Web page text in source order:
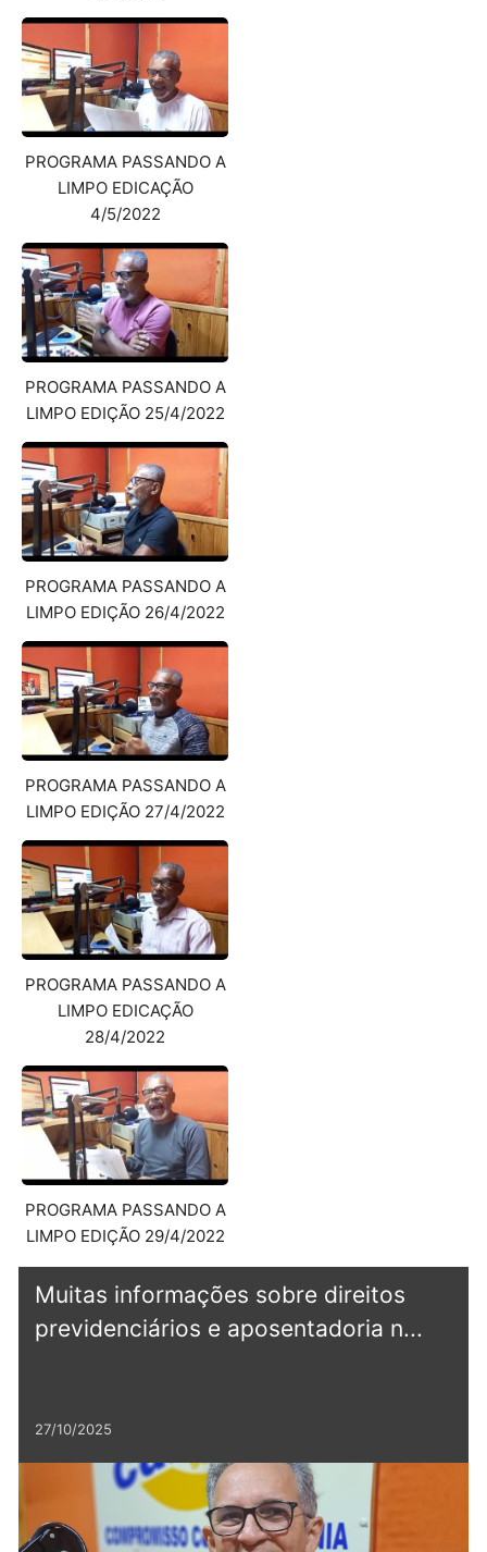
PROGRAMA PASSANDO A
LIMPO EDICAÇÃO
4/5/2022
PROGRAMA PASSANDO A
LIMPO EDIÇÃO 25/4/2022
PROGRAMA PASSANDO A
LIMPO EDIÇÃO 26/4/2022
PROGRAMA PASSANDO A
LIMPO EDIÇÃO 27/4/2022
PROGRAMA PASSANDO A
LIMPO EDICAÇÃO
28/4/2022
PROGRAMA PASSANDO A
LIMPO EDIÇÃO 29/4/2022
Muitas informações sobre direitos
previdenciários e aposentadoria n...
27/10/2025